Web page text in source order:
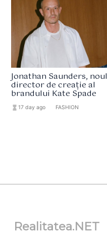
Jonathan Saunders, noul
director de creație al
brandului Kate Spade
hourglass_full17 day ago FASHION
Realitatea.NET